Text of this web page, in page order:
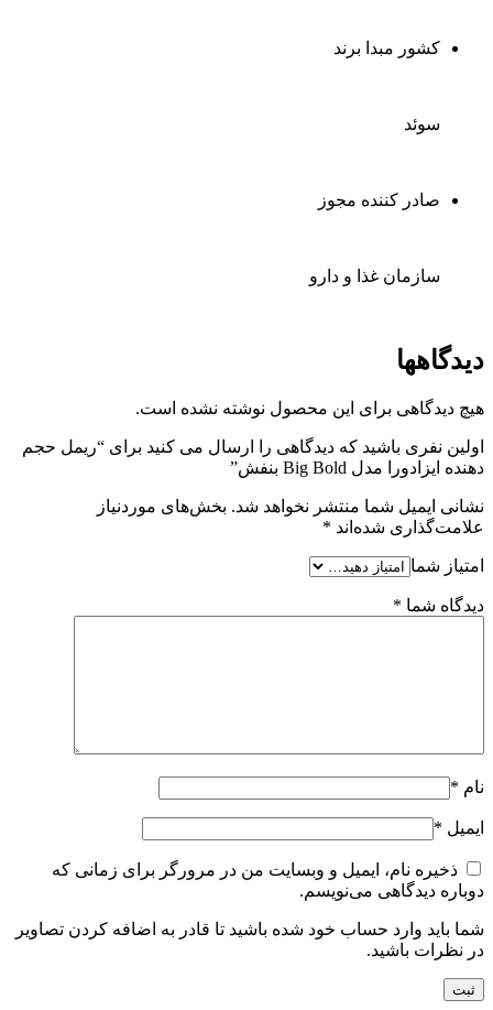
کشور مبدا برند
سوئد
صادر کننده مجوز
سازمان غذا و دارو
دیدگاهها
هیچ دیدگاهی برای این محصول نوشته نشده است.
اولین نفری باشید که دیدگاهی را ارسال می کنید برای “ریمل حجم
دهنده ایزادورا مدل Big Bold بنفش”
نشانی ایمیل شما منتشر نخواهد شد. بخش‌های موردنیاز
علامت‌گذاری شده‌اند *
امتیاز شما
دیدگاه شما *
نام *
ایمیل *
ذخیره نام، ایمیل و وبسایت من در مرورگر برای زمانی که
دوباره دیدگاهی می‌نویسم.
شما باید وارد حساب خود شده باشید تا قادر به اضافه کردن تصاویر
در نظرات باشید.